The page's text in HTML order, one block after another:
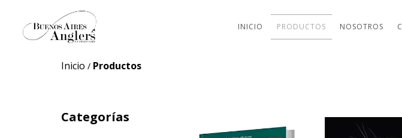
INICIO PRODUCTOS NOSOTROS
Inicio / Productos
Categorías